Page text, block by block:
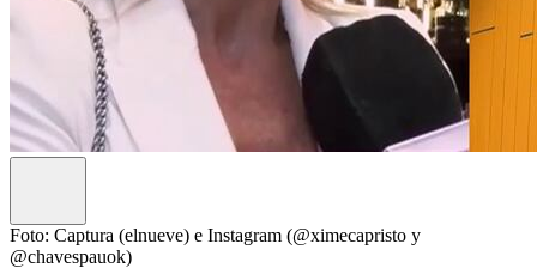
Foto: Captura (elnueve) e Instagram (@ximecapristo y
@chavespauok)